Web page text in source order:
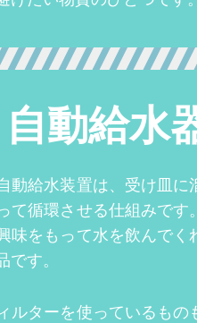
自動給水
動給水装置は、受け皿に
て循環させる仕組みです
味をもって水を飲んでく
です。
ルターを使っているもの